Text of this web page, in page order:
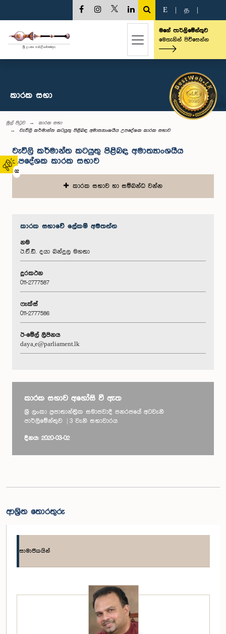
02
E த
මගේ පාර්ලිමේන්තුව
මෙතැනින් පිවිසෙන්න
කාරක සභා
මුල් පිටුව
කාරක සභා
වැවිලි කර්මාන්ත කටයුතු පිළිබඳ අමාත්‍යාංශයීය උපදේශක කාරක සභාව
වැවිලි කර්මාන්ත කටයුතු පිළිබඳ අමාත්‍යාංශයීය
උපදේශක කාරක සභාව
කාරක සභාව හා සම්බන්ධ වන්න
කාරක සභා‌වේ ලේකම් අමතන්න
නම
ඊ.ඒ.ඩී. දයා බන්දුල මහතා
දුරකථන
011-2777587
ෆැක්ස්
011-2777586
ඊ-මේල් ලිපිනය
daya_e@parliament.lk
කාරක සභාව අහෝසි වී ඇත
ශ්‍රී ලංකා ප්‍රජාතාන්ත්‍රික සමාජවාදී ජනරජයේ අටවැනි
පාර්ලිමේන්තුව | 3 වැනි සභාවාරය
දිනය: 2020-03-02
ආශ්‍රිත තොරතුරු
සාමාජිකයින්